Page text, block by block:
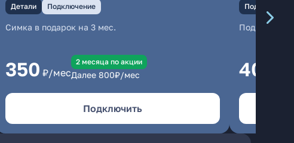
Детали Подключение
Симка в подарок на 3 мес.
350 ₽/мес
2 месяцa по акции
Далее 800₽/мес
Подключить
Подключение
400